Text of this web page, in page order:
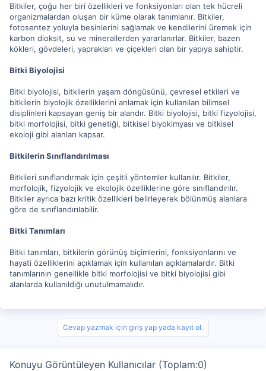
Bitkiler, çoğu her biri özellikleri ve fonksiyonları olan tek hücreli
organizmalardan oluşan bir küme olarak tanımlanır. Bitkiler,
fotosentez yoluyla besinlerini sağlamak ve kendilerini üremek için
karbon dioksit, su ve minerallerden yararlanırlar. Bitkiler, bazen
kökleri, gövdeleri, yaprakları ve çiçekleri olan bir yapıya sahiptir.
Bitki Biyolojisi
Bitki biyolojisi, bitkilerin yaşam döngüsünü, çevresel etkileri ve
bitkilerin biyolojik özelliklerini anlamak için kullanılan bilimsel
disiplinleri kapsayan geniş bir alandır. Bitki biyolojisi, bitki fizyolojisi,
bitki morfolojisi, bitki genetiği, bitkisel biyokimyası ve bitkisel
ekoloji gibi alanları kapsar.
Bitkilerin Sınıflandırılması
Bitkileri sınıflandırmak için çeşitli yöntemler kullanılır. Bitkiler,
morfolojik, fizyolojik ve ekolojik özelliklerine göre sınıflandırılır.
Bitkiler ayrıca bazı kritik özellikleri belirleyerek bölünmüş alanlara
göre de sınıflandırılabilir.
Bitki Tanımları
Bitki tanımları, bitkilerin görünüş biçimlerini, fonksiyonlarını ve
hayati özelliklerini açıklamak için kullanılan açıklamalardır. Bitki
tanımlarının genellikle bitki morfolojisi ve bitki biyolojisi gibi
alanlarda kullanıldığı unutulmamalıdır.
Cevap yazmak için giriş yap yada kayıt ol.
Konuyu Görüntüleyen Kullanıcılar (Toplam:0)